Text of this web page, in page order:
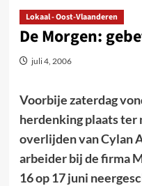
Lokaal - Oost-Vlaanderen
De Morgen:
juli 4, 2006
Voorbije zaterdag
herdenking plaats ter
overlijden van Cylan
arbeider bij de firma
16 op 17 juni